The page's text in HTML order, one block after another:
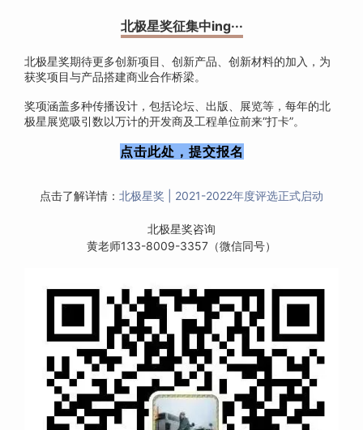
北极星奖征集中ing···
北极星奖期待更多创新项目、创新产品、创新材料的加入，为
获奖项目与产品搭建商业合作桥梁。
奖项涵盖多种传播设计，包括论坛、出版、展览等，每年的北
极星展览吸引数以万计的开发商及工程单位前来“打卡”。
点击此处，提交报名
点击了解详情： 北极星奖 | 2021-2022年度评选正式启动
北极星奖咨询
黄老师133-8009-3357（微信同号）